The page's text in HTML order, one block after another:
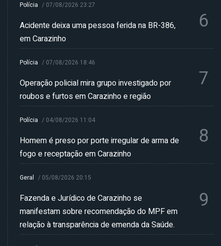
Polícia / 07/08/2026 23:27
Acidente deixa uma pessoa ferida na BR-386,
em Carazinho
6
Polícia / 07/08/2026 18:46
Operação policial mira grupo investigado por
roubos e furtos em Carazinho e região
7
Polícia / 04/08/2026 11:04
Homem é preso por porte irregular de arma de
fogo e receptação em Carazinho
8
Geral / 05/08/2026 20:15
Fazenda e Jurídico de Carazinho se
manifestam sobre recomendação do MPF em
relação à transparência de emenda da Saúde.
9